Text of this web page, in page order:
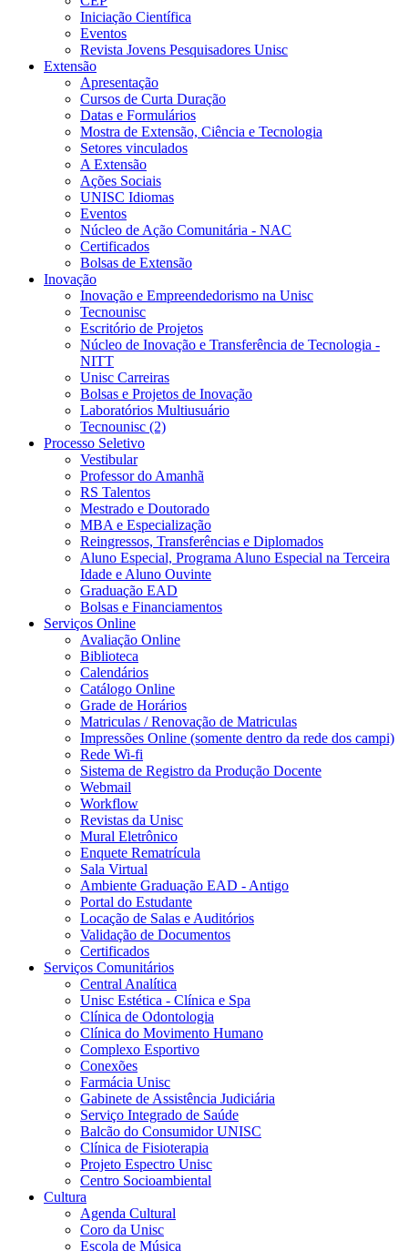
Iniciação Científica
Eventos
Revista Jovens Pesquisadores Unisc
Extensão
Apresentação
Cursos de Curta Duração
Datas e Formulários
Mostra de Extensão, Ciência e Tecnologia
Setores vinculados
A Extensão
Ações Sociais
UNISC Idiomas
Eventos
Núcleo de Ação Comunitária - NAC
Certificados
Bolsas de Extensão
Inovação
Inovação e Empreendedorismo na Unisc
Tecnounisc
Escritório de Projetos
Núcleo de Inovação e Transferência de Tecnologia -
NITT
Unisc Carreiras
Bolsas e Projetos de Inovação
Laboratórios Multiusuário
Tecnounisc (2)
Processo Seletivo
Vestibular
Professor do Amanhã
RS Talentos
Mestrado e Doutorado
MBA e Especialização
Reingressos, Transferências e Diplomados
Aluno Especial, Programa Aluno Especial na Terceira
Idade e Aluno Ouvinte
Graduação EAD
Bolsas e Financiamentos
Serviços Online
Avaliação Online
Biblioteca
Calendários
Catálogo Online
Grade de Horários
Matriculas / Renovação de Matriculas
Impressões Online (somente dentro da rede dos campi)
Rede Wi-fi
Sistema de Registro da Produção Docente
Webmail
Workflow
Revistas da Unisc
Mural Eletrônico
Enquete Rematrícula
Sala Virtual
Ambiente Graduação EAD - Antigo
Portal do Estudante
Locação de Salas e Auditórios
Validação de Documentos
Certificados
Serviços Comunitários
Central Analítica
Unisc Estética - Clínica e Spa
Clínica de Odontologia
Clínica do Movimento Humano
Complexo Esportivo
Conexões
Farmácia Unisc
Gabinete de Assistência Judiciária
Serviço Integrado de Saúde
Balcão do Consumidor UNISC
Clínica de Fisioterapia
Projeto Espectro Unisc
Centro Socioambiental
Cultura
Agenda Cultural
Coro da Unisc
Escola de Música